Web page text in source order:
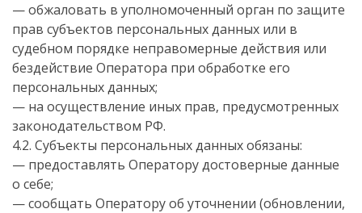
— обжаловать в уполномоченный орган по защите
прав субъектов персональных данных или в
судебном порядке неправомерные действия или
бездействие Оператора при обработке его
персональных данных;
— на осуществление иных прав, предусмотренных
законодательством РФ.
4.2. Субъекты персональных данных обязаны:
— предоставлять Оператору достоверные данные
о себе;
— сообщать Оператору об уточнении (обновлении,